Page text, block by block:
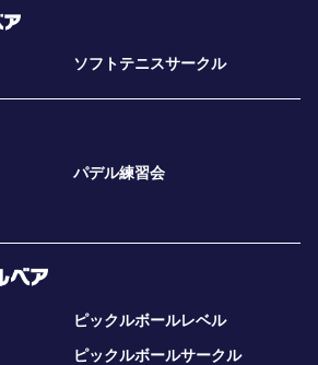
ソフトテニスサークル
パデル練習会
ピックルボールレベル
ピックルボールサークル